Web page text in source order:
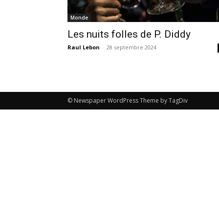
Monde
Les nuits folles de P. Diddy
Raul Lebon - 28 septembre 2024
© Newspaper WordPress Theme by TagDiv